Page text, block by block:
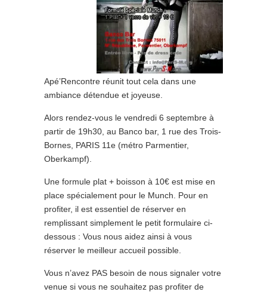
Apé’Rencontre réunit tout cela dans une
ambiance détendue et joyeuse.
Alors rendez-vous le vendredi 6 septembre à
partir de 19h30, au Banco bar, 1 rue des Trois-
Bornes, PARIS 11e (métro Parmentier,
Oberkampf).
Une formule plat + boisson à 10€ est mise en
place spécialement pour le Munch. Pour en
profiter, il est essentiel de réserver en
remplissant simplement le petit formulaire ci-
dessous : Vous nous aidez ainsi à vous
réserver le meilleur accueil possible.
Vous n’avez PAS besoin de nous signaler votre
venue si vous ne souhaitez pas profiter de